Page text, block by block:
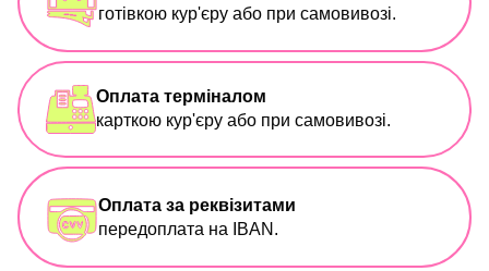
готівкою кур'єру або при самовивозі.
Оплата терміналом
карткою кур'єру або при самовивозі.
Оплата за реквізитами
передоплата на IBAN.